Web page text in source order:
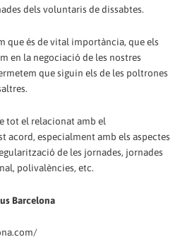
dels voluntaris de dissabtes.
que és de vital importància, que els
en la negociació de les nostres
que siguin els de les poltrones
tot el relacionat amb el
acord, especialment amb els aspectes
de les jornades, jornades
polivalències, etc.
Barcelona